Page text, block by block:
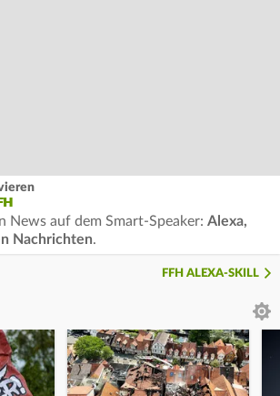
News auf dem Smart-Speaker: Alexa,
Nachrichten.
FFH ALEXA-SKILL